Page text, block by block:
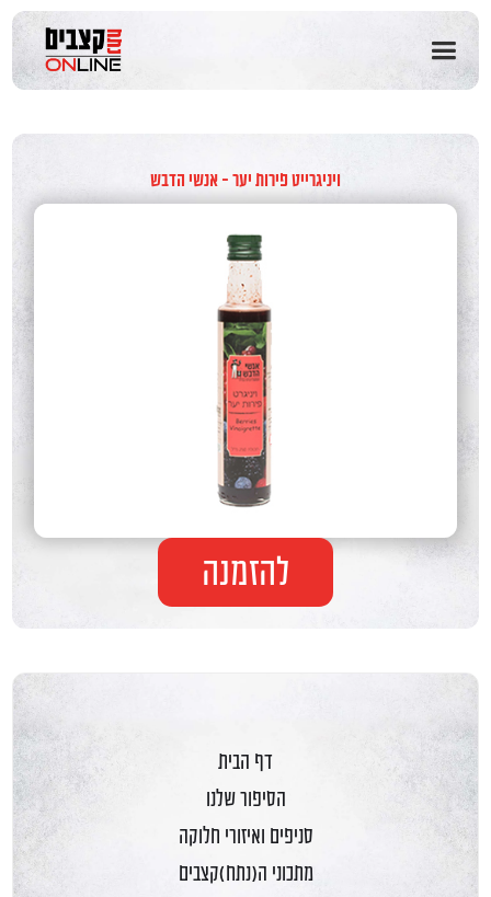
שִׂים
בְּאֲתָר
זֶה
נָגִישׁ
לִנְגִישׁוּת
ויניגרייט פירות יער - אנשי הדבש
להזמנה
דף הבית
הסיפור שלנו
סניפים ואיזורי חלוקה
מתכוני ה(נתח)קצבים